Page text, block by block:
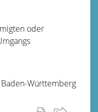
oder
Württemberg